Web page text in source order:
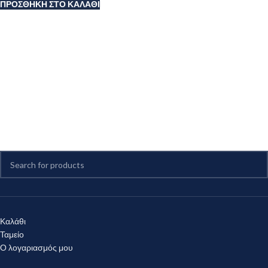
ΠΡΟΣΘΉΚΗ ΣΤΟ ΚΑΛΆΘΙ
Καλάθι
Ταμείο
Ο λογαριασμός μου